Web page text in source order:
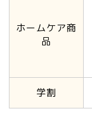
ホームケア商
品
学割